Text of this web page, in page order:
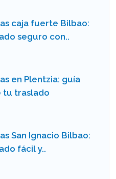
caja fuerte Bilbao:
seguro con..
en Plentzia: guía
tu traslado
San Ignacio Bilbao:
fácil y..